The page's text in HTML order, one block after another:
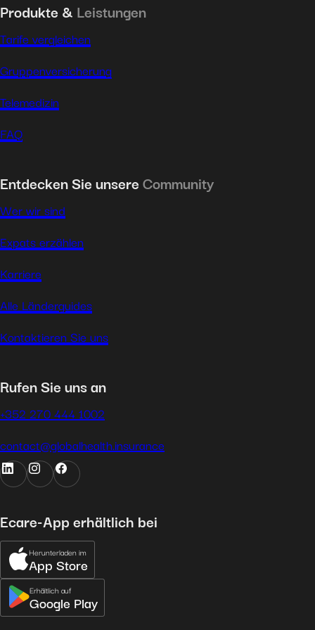
Produkte & Leistungen
Tarife vergleichen
Gruppenversicherung
Telemedizin
FAQ
Entdecken Sie unsereCommunity
Wer wir sind
Expats erzählen
Karriere
Alle Länderguides
Kontaktieren Sie uns
Rufen Sie uns an
+352 270 444 1002
contact@globalhealth.insurance
Ecare-App erhältlich bei
Herunterladen im
App Store
Erhältlich auf
Google Play